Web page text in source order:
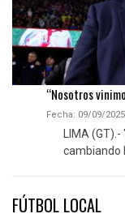
“Nosotros
Fecha: 09/09/2025
LIMA
cambiando
FÚTBOL LOCAL